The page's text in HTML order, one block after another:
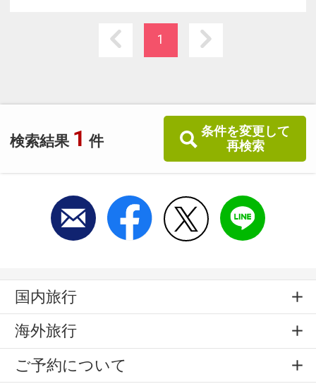
検索結果 1 件
条件を変更して
再検索
1
国内旅行
海外旅行
ご予約について